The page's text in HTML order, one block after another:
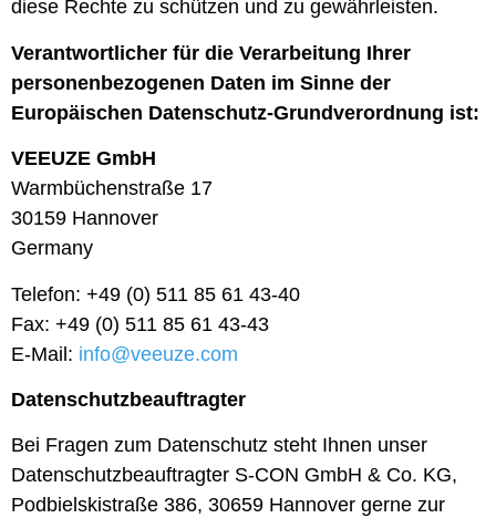
diese Rechte zu schützen und zu gewährleisten.
Verantwortlicher für die Verarbeitung Ihrer
personenbezogenen Daten im Sinne der
Europäischen Datenschutz-Grundverordnung ist:
VEEUZE GmbH
Warmbüchenstraße 17
30159 Hannover
Germany
Telefon: +49 (0) 511 85 61 43-40
Fax: +49 (0) 511 85 61 43-43
E-Mail: info@veeuze.com
Datenschutzbeauftragter
Bei Fragen zum Datenschutz steht Ihnen unser
Datenschutzbeauftragter S-CON GmbH & Co. KG,
Podbielskistraße 386, 30659 Hannover gerne zur